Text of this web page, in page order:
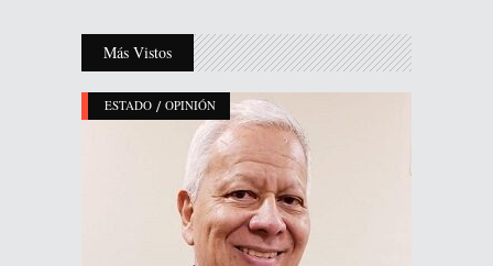
Más Vistos
ESTADO / OPINIÓN